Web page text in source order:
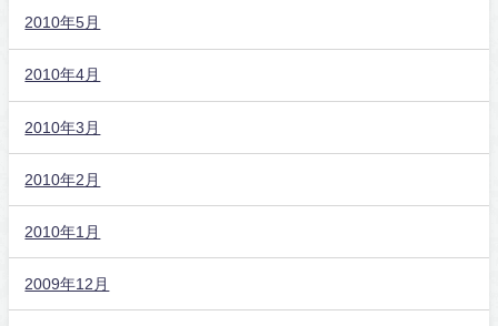
2010年5月
2010年4月
2010年3月
2010年2月
2010年1月
2009年12月